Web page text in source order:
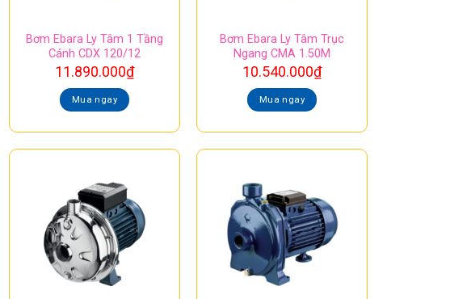
Bơm Ebara Ly Tâm 1 Tầng
Cánh CDX 120/12
11.890.000₫
Mua ngay
Bơm Ebara Ly Tâm Trục
Ngang CMA 1.50M
10.540.000₫
Mua ngay